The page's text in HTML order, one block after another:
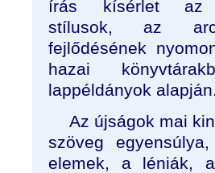
írás kísérlet az
stílusok, az
fejlődésének
hazai
lappéldányok alapján.
Az újságok mai
szöveg
elemek, a léniák,